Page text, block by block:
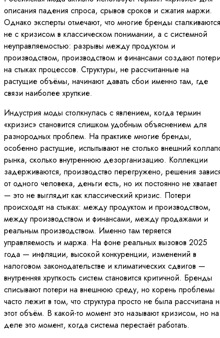
описания падения спроса, срывов сроков и сжатия маржи.
Однако эксперты отмечают, что многие бренды сталкиваются
не с кризисом в классическом понимании, а с системной
неуправляемостью: разрывы между продуктом и
производством, производством и финансами создают
на стыках процессов. Структуры, не рассчитанные на
растущие объёмы, начинают давать сбои именно там, где
связи наиболее хрупкие.
Индустрия моды столкнулась с явлением, когда термин
«кризис» становится слишком удобным объяснением для
разнородных проблем. На практике многие бренды,
особенно растущие, испытывают не столько внешний
рынка, сколько внутреннюю дезорганизацию. Коллекции
задерживаются, производство перегружено, решения
от одного человека, деньги есть, но их постоянно не хватает
— это не выглядит как классический кризис. Потери
происходят на стыках: между продуктом и производством,
между производством и финансами, между продажами и
реальным производством. Именно там теряется
управляемость и маржа. На фоне реальных вызовов 2025
года — инфляции, высокой конкуренции, изменений в
налоговом законодательстве и климатических сдвигов —
внутренняя хрупкость систем становится критичной. Бренды
списывают потери на внешнюю среду, но корень проблемы
часто лежит в том, что структура просто не была рассчитана
этот объём. В какой-то момент это называют кризисом, но на
деле это момент, когда система перестаёт работать.